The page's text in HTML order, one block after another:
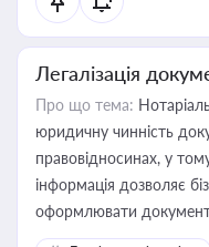
Легалізація
Про що тема:
юридичну чинність
правовідносинах, у
інформація дозволяє
оформлювати
забезпечувати їх